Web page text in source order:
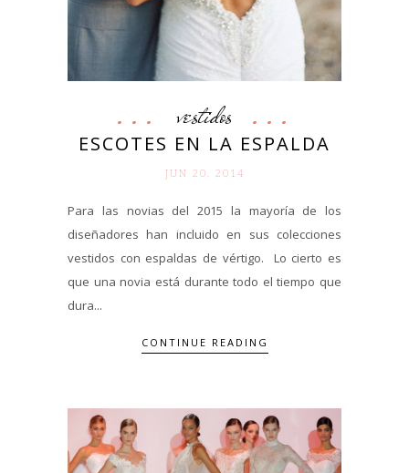
vestidos
ESCOTES EN LA ESPALDA
JUN 20. 2014
Para las novias del 2015 la mayoría de los
diseñadores han incluido en sus colecciones
vestidos con espaldas de vértigo. Lo cierto es
que una novia está durante todo el tiempo que
dura...
CONTINUE READING